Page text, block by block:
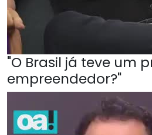
"O Brasil já teve um
empreendedor?"